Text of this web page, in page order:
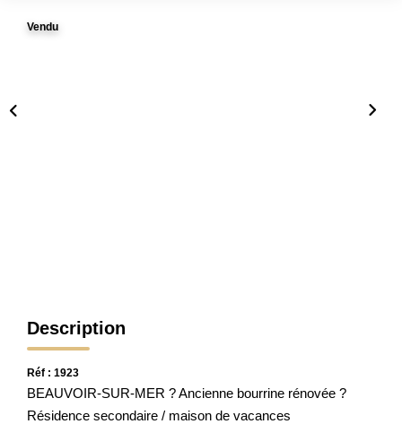
Vendu
Description
Réf : 1923
BEAUVOIR-SUR-MER ? Ancienne bourrine rénovée ?
Résidence secondaire / maison de vacances